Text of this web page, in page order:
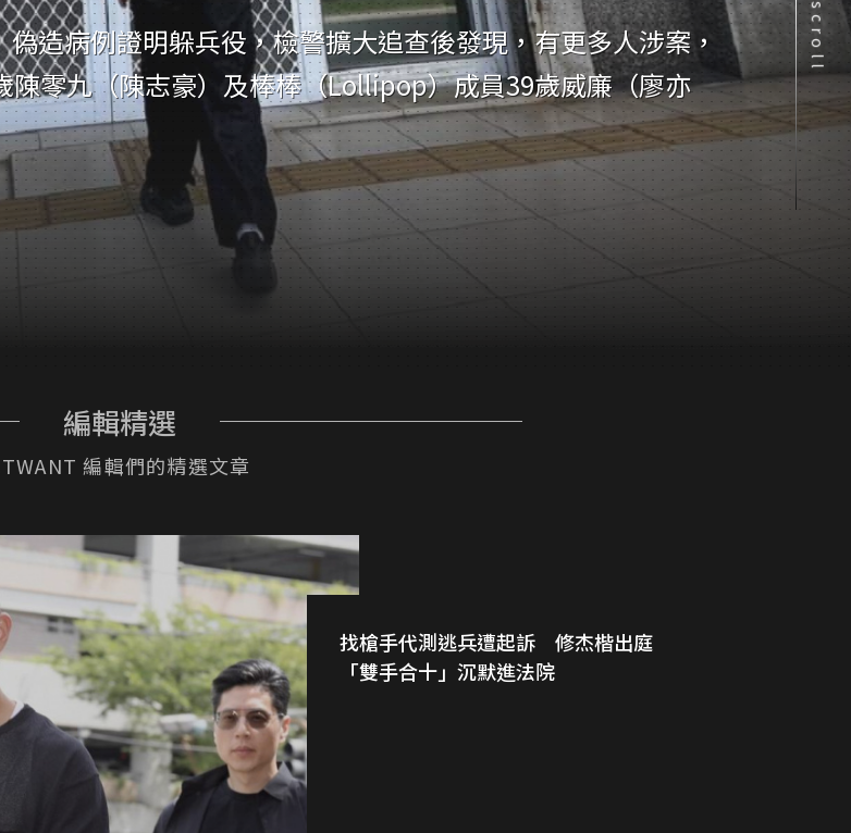
scroll
造病例證明躲兵役，檢警擴大追查後發現，有更多人涉案，
零九（陳志豪）及棒棒（Lollipop）成員39歲威廉（廖亦
編輯精選
編輯們的精選文章
找槍手代測逃兵遭起訴 修杰楷出庭
「雙手合十」沉默進法院